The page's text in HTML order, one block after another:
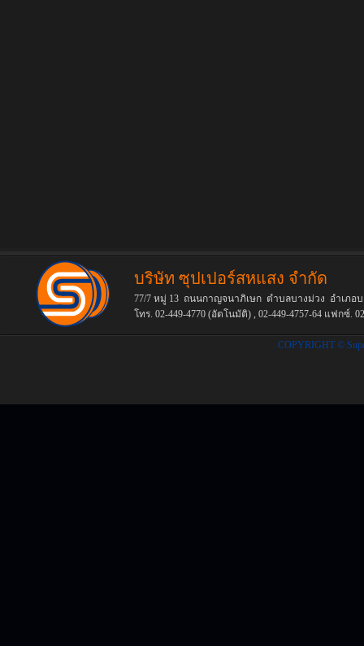
บริษัท ซุปเปอร์สหแสง จำกัด
77/7 หมู่ 13 ถนนกาญจนาภิเษก ตำบลบางม่วง อำเภอ
โทร. 02-449-4770 (อัตโนมัติ) , 02-449-4757-64 แฟกซ์.
COPYRIGHT ©